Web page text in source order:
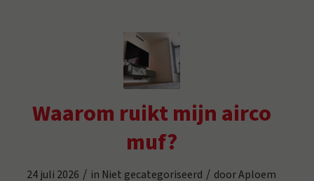
Waarom ruikt mijn airco
muf?
24 juli 2026 / in Niet gecategoriseerd / doorAploem